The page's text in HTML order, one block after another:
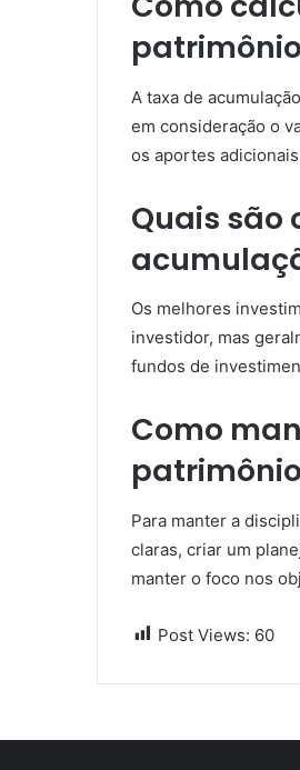
A taxa de
em consideração o
os aportes
Quais são
Os melhores
investidor, mas
fundos de
Como
Para manter a
claras, criar um
manter o foco nos
Post Views: 60